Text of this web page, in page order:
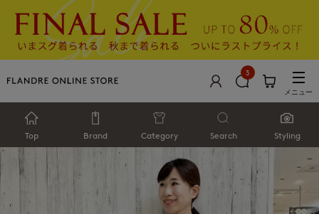
3
メニュー
Top Brand Category Search Styling